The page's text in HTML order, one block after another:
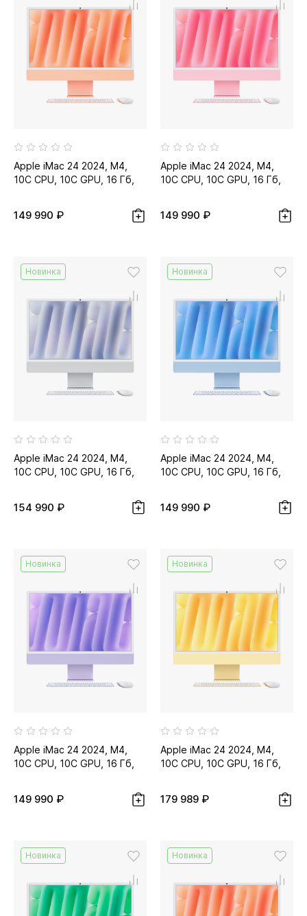
Apple iMac 24 2024, M4,
10C CPU, 10C GPU, 16 Гб,
149 990 ₽
Apple iMac 24 2024, M4,
10C CPU, 10C GPU, 16 Гб,
149 990 ₽
Новинка
Apple iMac 24 2024, M4,
10C CPU, 10C GPU, 16 Гб,
154 990 ₽
Новинка
Apple iMac 24 2024, M4,
10C CPU, 10C GPU, 16 Гб,
149 990 ₽
Новинка
Apple iMac 24 2024, M4,
10C CPU, 10C GPU, 16 Гб,
149 990 ₽
Новинка
Apple iMac 24 2024, M4,
10C CPU, 10C GPU, 16 Гб,
179 989 ₽
Новинка Новинка